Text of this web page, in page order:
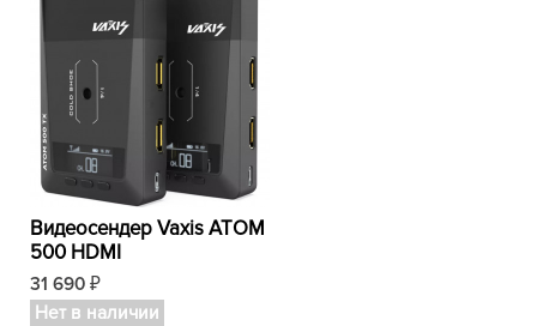
Видеосендер Vaxis ATOM
500 HDMI
31 690 ₽
Нет в наличии